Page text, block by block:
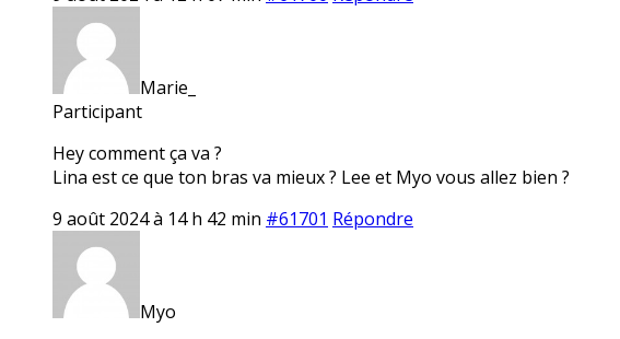
Marie_
Participant
Hey comment ça va ?
Lina est ce que ton bras va mieux ? Lee et Myo vous allez bien ?
9 août 2024 à 14 h 42 min #61701 Répondre
Myo